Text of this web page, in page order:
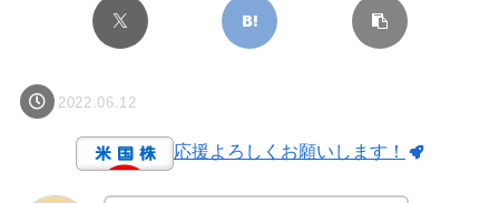
2022.06.12
応援よろしくお願いします！